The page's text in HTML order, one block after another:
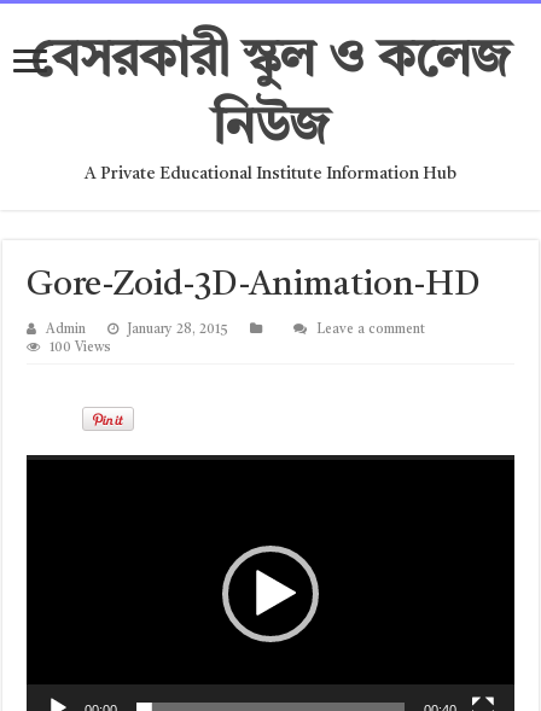
বেসরকারী স্কুল ও কলেজ
নিউজ
A Private Educational Institute Information Hub
Gore-Zoid-3D-Animation-HD
Admin January 28, 2015
Leave a comment
100 Views